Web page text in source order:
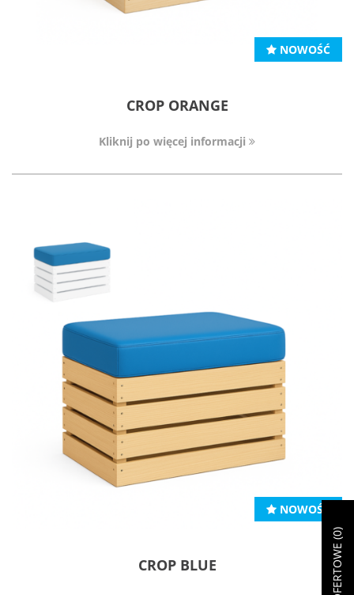
NOWOŚĆ
CROP ORANGE
Kliknij po więcej informacji
NOWOŚĆ
CROP BLUE
0
)